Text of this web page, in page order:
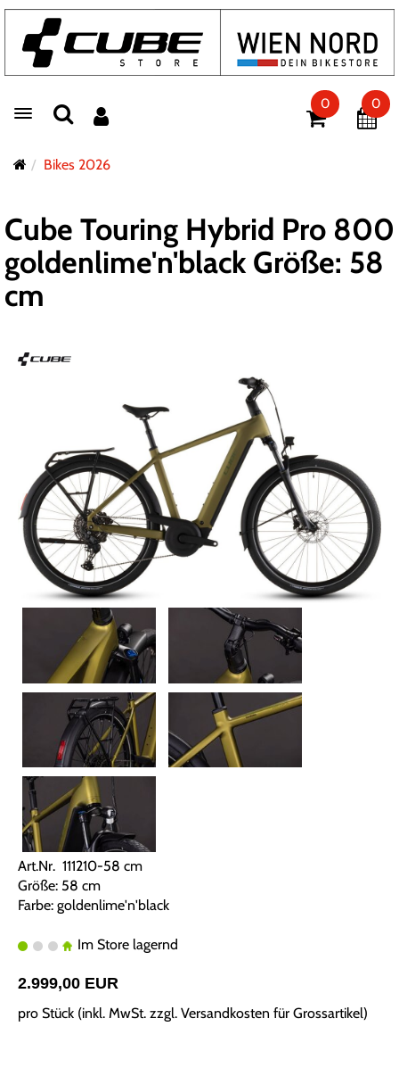
Toggle navigation
0 0
Bikes 2026
Cube Touring Hybrid Pro 800
goldenlime'n'black Größe: 58
cm
Art.Nr. 111210-58 cm
Größe: 58 cm
Farbe: goldenlime'n'black
Im Store lagernd
2.999,00 EUR
pro Stück (inkl. MwSt. zzgl. Versandkosten für Grossartikel)